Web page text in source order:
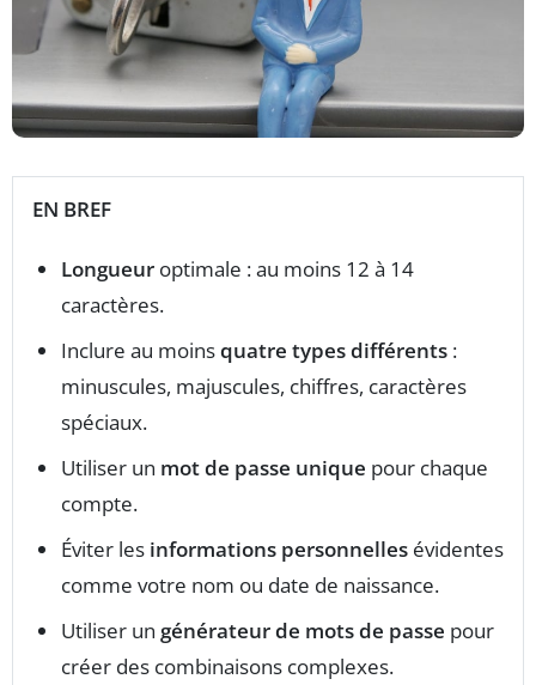
EN BREF
Longueur optimale : au moins 12 à 14
caractères.
Inclure au moinsquatre types différents :
minuscules, majuscules, chiffres, caractères
spéciaux.
Utiliser un mot de passe unique pour chaque
compte.
Éviter les informations personnelles évidentes
comme votre nom ou date de naissance.
Utiliser un générateur de mots de passe pour
créer des combinaisons complexes.